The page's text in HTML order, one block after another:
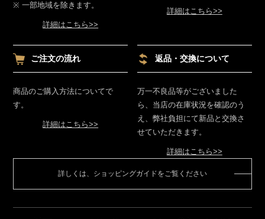
※ 一部地域を除きます。
詳細はこちら>>
詳細はこちら>>
ご注文の流れ
商品のご購入方法についてで
す。
詳細はこちら>>
返品・交換について
万一不良品等がございました
ら、当店の在庫状況を確認のう
え、弊社負担にて新品と交換さ
せていただきます。
詳細はこちら>>
詳しくは、ショッピングガイドをご覧ください